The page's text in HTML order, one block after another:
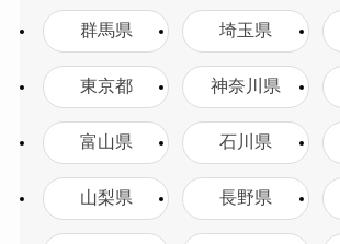
群馬県 埼玉県
東京都 神奈川県
富山県 石川県
山梨県 長野県